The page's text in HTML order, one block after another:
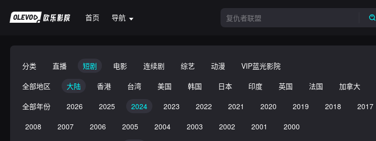
首页 导航
分类 直播 短剧 电影 连续剧 综艺 动漫
VIP蓝光影院
全部地区
大陆 香港 台湾 美国 韩国 日本 印度 英国 法国 加拿大
全部年份
2026 2025 2024 2023 2022 2021 2020 2019 2018 2017
2008
2007 2006 2005 2004 2003 2002 2001
2000